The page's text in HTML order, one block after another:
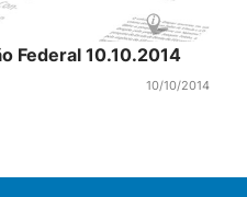
Federal 10.10.2014
10/10/2014